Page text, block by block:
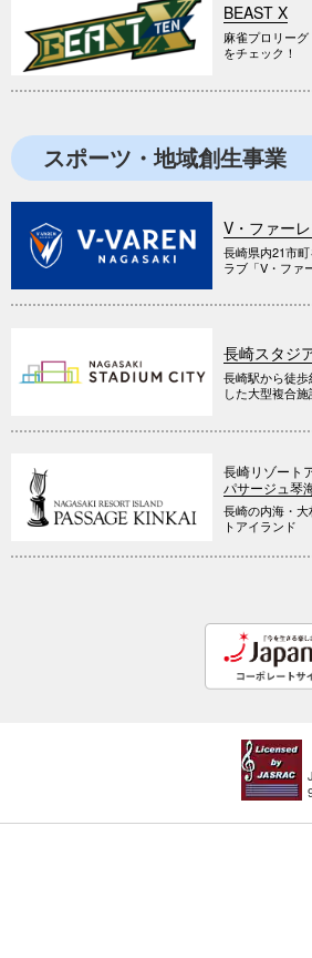
BEAST X
麻雀プロリー
をチェック！
スポーツ・地域創生事業
V・ファー
長崎県内21市
ラブ「V・ファ
長崎スタジ
長崎駅から徒
した大型複合施
長崎リゾート
パサージュ琴
長崎の内海・
トアイランド